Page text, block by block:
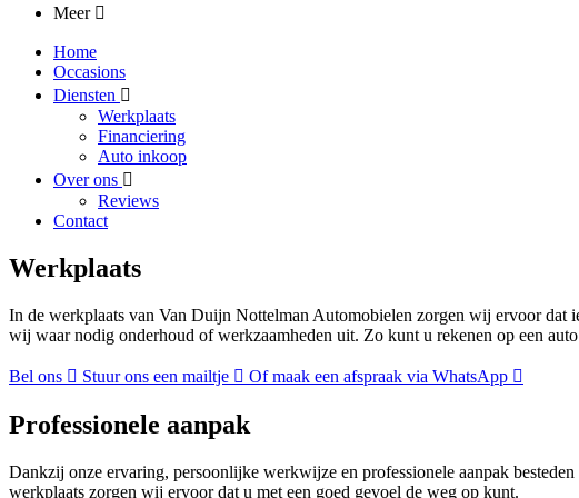
Meer
Home
Occasions
Diensten
Werkplaats
Financiering
Auto inkoop
Over ons
Reviews
Contact
Werkplaats
In de werkplaats van Van Duijn Nottelman Automobielen zorgen wij ervoor dat
wij waar nodig onderhoud of werkzaamheden uit. Zo kunt u rekenen op een
Bel ons Stuur ons een mailtje Of maak een afspraak via WhatsApp
Professionele aanpak
Dankzij onze ervaring, persoonlijke werkwijze en professionele aanpak
werkplaats zorgen wij ervoor dat u met een goed gevoel de weg op kunt.